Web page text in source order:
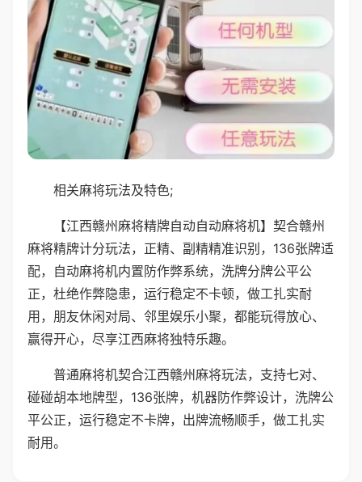
相关麻将玩法及特色;
【江西赣州麻将精牌自动自动麻将机】契合赣州
麻将精牌计分玩法，正精、副精精准识别，136张牌适
配，自动麻将机内置防作弊系统，洗牌分牌公平公
正，杜绝作弊隐患，运行稳定不卡顿，做工扎实耐
用，朋友休闲对局、邻里娱乐小聚，都能玩得放心、
赢得开心，尽享江西麻将独特乐趣。
普通麻将机契合江西赣州麻将玩法，支持七对、
碰碰胡本地牌型，136张牌，机器防作弊设计，洗牌公
平公正，运行稳定不卡牌，出牌流畅顺手，做工扎实
耐用。